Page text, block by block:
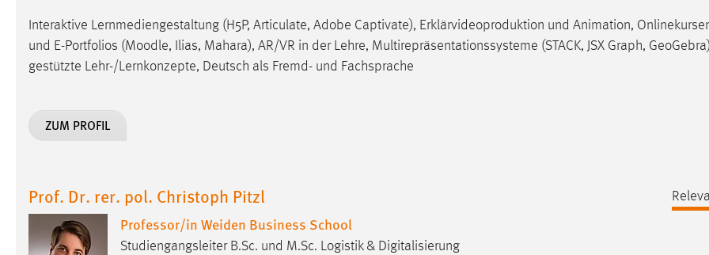
Interaktive Lernmediengestaltung (H5P, Articulate, Adobe Captivate), Erklärvideoproduktion und Animation,
und E-Portfolios (Moodle, Ilias, Mahara), AR/VR in der Lehre, Multirepräsentationssysteme (STACK, JSX Graph,
gestützte Lehr-/Lernkonzepte, Deutsch als Fremd- und Fachsprache
ZUM PROFIL
Prof. Dr. rer. pol. Christoph Pitzl
Professor/in Weiden Business School
Studiengangsleiter B.Sc. und M.Sc. Logistik & Digitalisierung
Google Ads
Name: _gcl_au
Facebook Pixel
Name: _fbp
Anbieter: Facebook